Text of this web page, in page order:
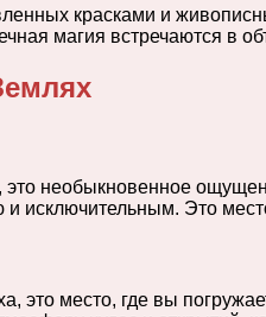
красками и
магия встречаются
необыкновенное
и исключительным. Это
это место, где вы